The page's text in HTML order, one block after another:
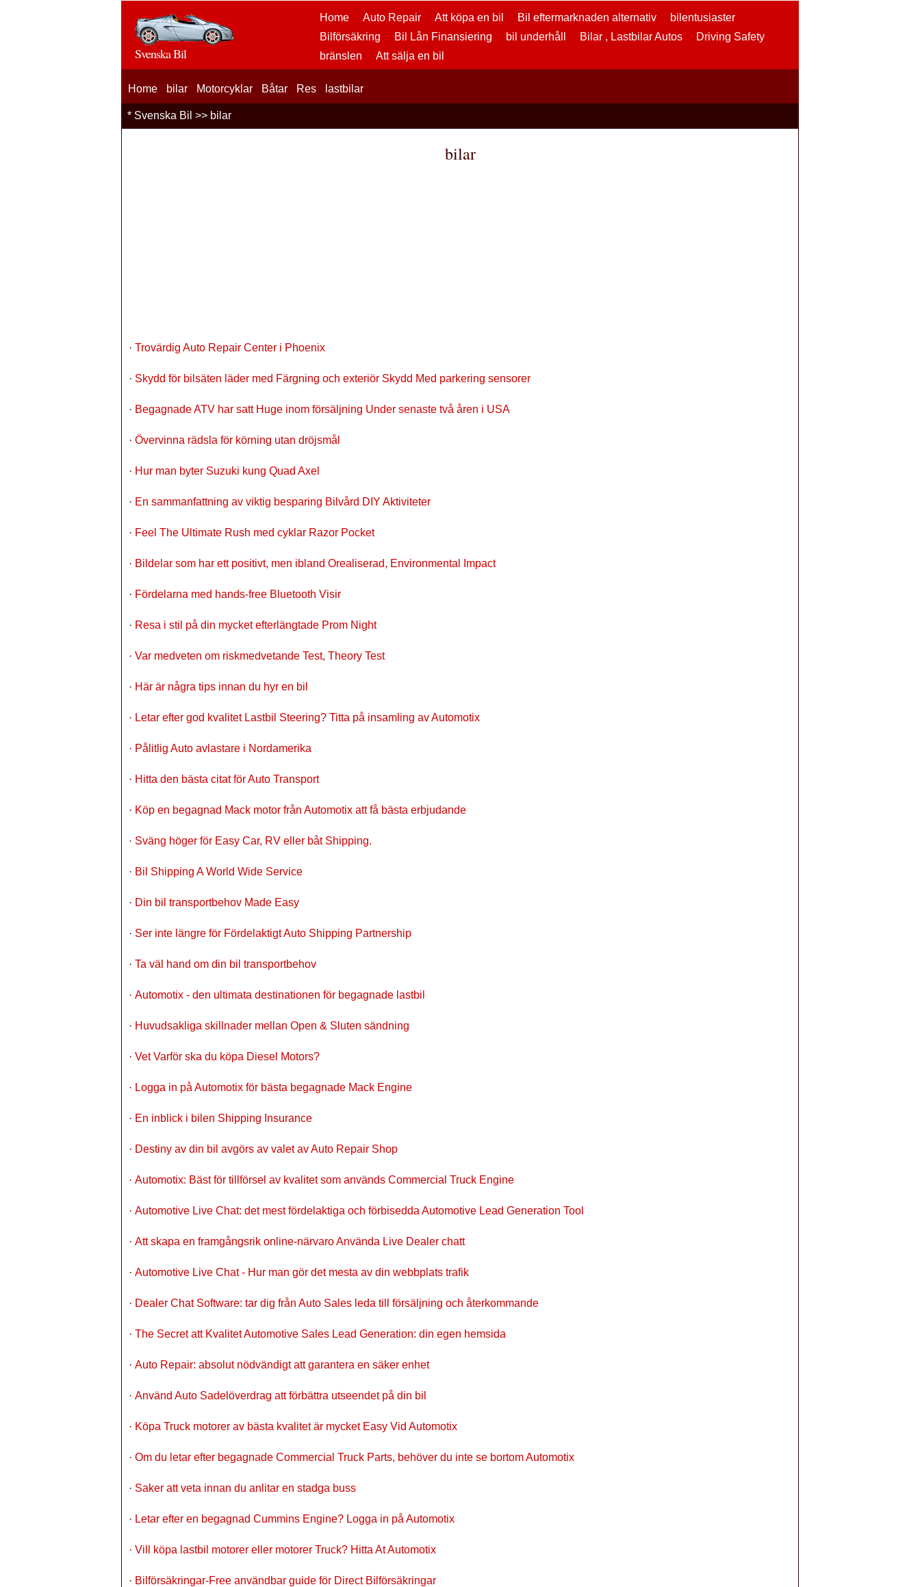
Home Auto Repair Att köpa en bil Bil eftermarknaden alternativ
bilentusiaster
Bilförsäkring
Bil Lån Finansiering bil underhåll Bilar , Lastbilar Autos
Driving Safety
bränslen
Att sälja en bil
Svenska Bil
Home bilar Motorcyklar Båtar Res lastbilar
* Svenska Bil >> bilar
bilar
· Trovärdig Auto Repair Center i Phoenix
· Skydd för bilsäten läder med Färgning och exteriör Skydd Med parkering sensorer
· Begagnade ATV har satt Huge inom försäljning Under senaste två åren i USA
· Övervinna rädsla för körning utan dröjsmål
· Hur man byter Suzuki kung Quad Axel
· En sammanfattning av viktig besparing Bilvård DIY Aktiviteter
· Feel The Ultimate Rush med cyklar Razor Pocket
· Bildelar som har ett positivt, men ibland Orealiserad, Environmental Impact
· Fördelarna med hands-free Bluetooth Visir
· Resa i stil på din mycket efterlängtade Prom Night
· Var medveten om riskmedvetande Test, Theory Test
· Här är några tips innan du hyr en bil
· Letar efter god kvalitet Lastbil Steering? Titta på insamling av Automotix
· Pålitlig Auto avlastare i Nordamerika
· Hitta den bästa citat för Auto Transport
· Köp en begagnad Mack motor från Automotix att få bästa erbjudande
· Sväng höger för Easy Car, RV eller båt Shipping.
· Bil Shipping A World Wide Service
· Din bil transportbehov Made Easy
· Ser inte längre för Fördelaktigt Auto Shipping Partnership
· Ta väl hand om din bil transportbehov
· Automotix - den ultimata destinationen för begagnade lastbil
· Huvudsakliga skillnader mellan Open & Sluten sändning
· Vet Varför ska du köpa Diesel Motors?
· Logga in på Automotix för bästa begagnade Mack Engine
· En inblick i bilen Shipping Insurance
· Destiny av din bil avgörs av valet av Auto Repair Shop
· Automotix: Bäst för tillförsel av kvalitet som används Commercial Truck Engine
· Automotive Live Chat: det mest fördelaktiga och förbisedda Automotive Lead Generation Tool
· Att skapa en framgångsrik online-närvaro Använda Live Dealer chatt
· Automotive Live Chat - Hur man gör det mesta av din webbplats trafik
· Dealer Chat Software: tar dig från Auto Sales leda till försäljning och återkommande
· The Secret att Kvalitet Automotive Sales Lead Generation: din egen hemsida
· Auto Repair: absolut nödvändigt att garantera en säker enhet
· Använd Auto Sadelöverdrag att förbättra utseendet på din bil
· Köpa Truck motorer av bästa kvalitet är mycket Easy Vid Automotix
· Om du letar efter begagnade Commercial Truck Parts, behöver du inte se bortom Automotix
· Saker att veta innan du anlitar en stadga buss
· Letar efter en begagnad Cummins Engine? Logga in på Automotix
· Vill köpa lastbil motorer eller motorer Truck? Hitta At Automotix
· Bilförsäkringar-Free användbar guide för Direct Bilförsäkringar